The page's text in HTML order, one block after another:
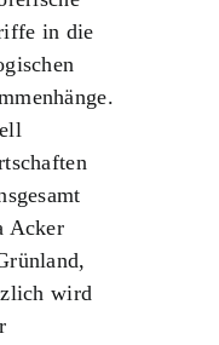
in die
Acker
wird